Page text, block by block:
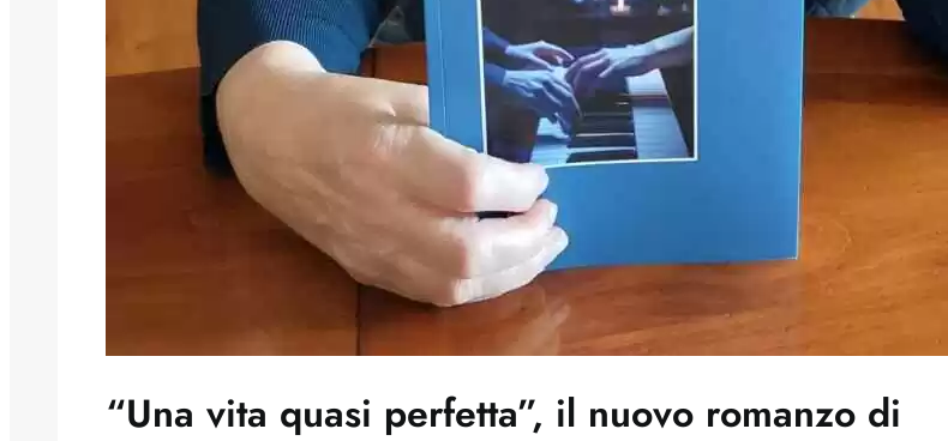
“Una vita quasi perfetta”, il nuovo romanzo di